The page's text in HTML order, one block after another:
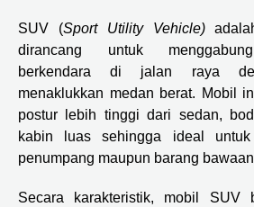
SUV (Sport Utility Vehicle)
dirancang untuk
berkendara di jalan raya
menaklukkan medan berat. Mobil
postur lebih tinggi dari sedan,
kabin luas sehingga ideal untuk
penumpang maupun barang
Secara karakteristik, mobil SUV